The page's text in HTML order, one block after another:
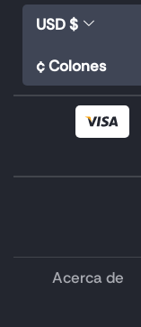
USD $
¢ Colones
Acerca de